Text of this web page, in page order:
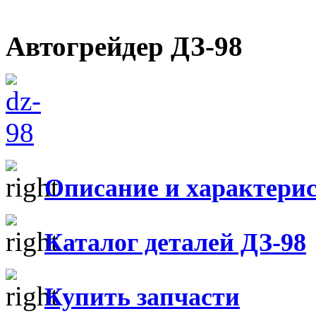
Автогрейдер ДЗ-98
Описание и
Каталог деталей ДЗ-98
Купить запчасти